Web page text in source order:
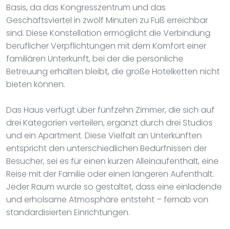
Basis, da das Kongresszentrum und das
Geschäftsviertel in zwölf Minuten zu Fuß erreichbar
sind. Diese Konstellation ermöglicht die Verbindung
beruflicher Verpflichtungen mit dem Komfort einer
familiären Unterkunft, bei der die persönliche
Betreuung erhalten bleibt, die große Hotelketten nicht
bieten können.
Das Haus verfügt über fünfzehn Zimmer, die sich auf
drei Kategorien verteilen, ergänzt durch drei Studios
und ein Apartment. Diese Vielfalt an Unterkünften
entspricht den unterschiedlichen Bedürfnissen der
Besucher, sei es für einen kurzen Alleinaufenthalt, eine
Reise mit der Familie oder einen längeren Aufenthalt.
Jeder Raum wurde so gestaltet, dass eine einladende
und erholsame Atmosphäre entsteht – fernab von
standardisierten Einrichtungen.